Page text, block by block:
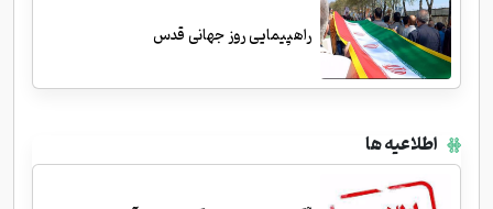
راهپیمایی روز جهانی قدس
اطلاعیه ها